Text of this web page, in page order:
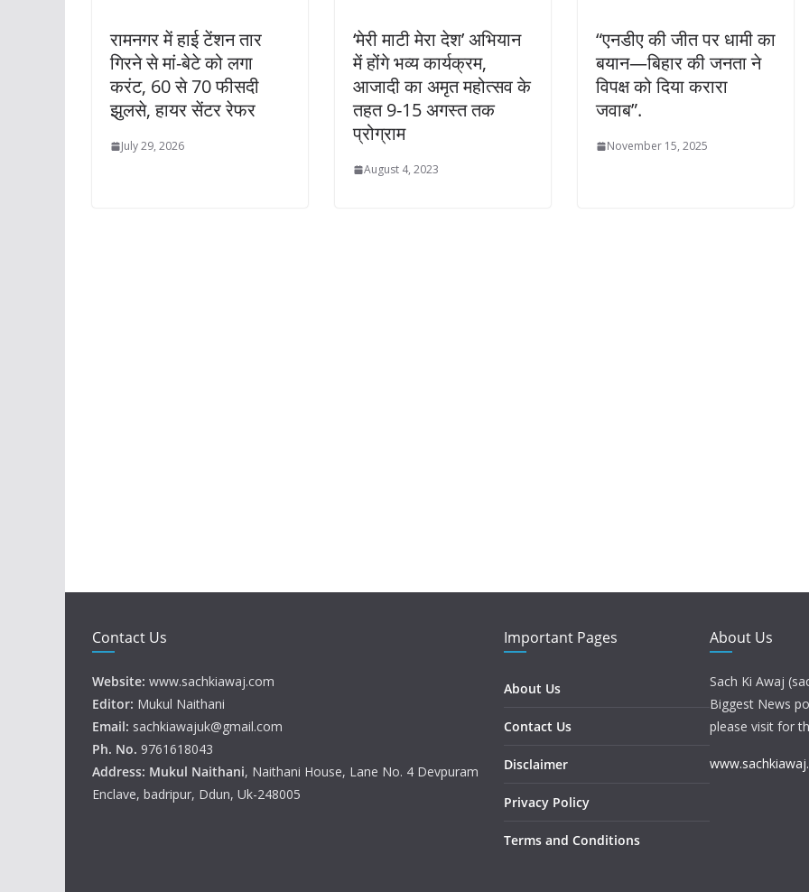
रामनगर में हाई टेंशन तार
गिरने से मां-बेटे को लगा
करंट, 60 से 70 फीसदी
झुलसे, हायर सेंटर रेफर
July 29, 2026
‘मेरी माटी मेरा देश’ अभियान
में होंगे भव्य कार्यक्रम,
आजादी का अमृत महोत्सव के
तहत 9-15 अगस्त तक
प्रोग्राम
August 4, 2023
“एनडीए की जीत पर धामी का
बयान—बिहार की जनता ने
विपक्ष को दिया करारा
जवाब”.
November 15, 2025
Contact Us
Website: www.sachkiawaj.com
Editor: Mukul Naithani
Email: sachkiawajuk@gmail.com
Ph. No. 9761618043
Address: Mukul Naithani, Naithani House, Lane No. 4 Devpuram
Enclave, badripur, Ddun, Uk-248005
Important Pages
About Us
Contact Us
Disclaimer
Privacy Policy
Terms and Conditions
About Us
Sach Ki Awaj
Biggest News
please visit for